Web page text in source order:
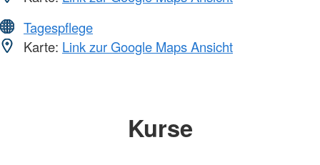
Tagespflege
Karte: Link zur Google Maps Ansicht
Kurse